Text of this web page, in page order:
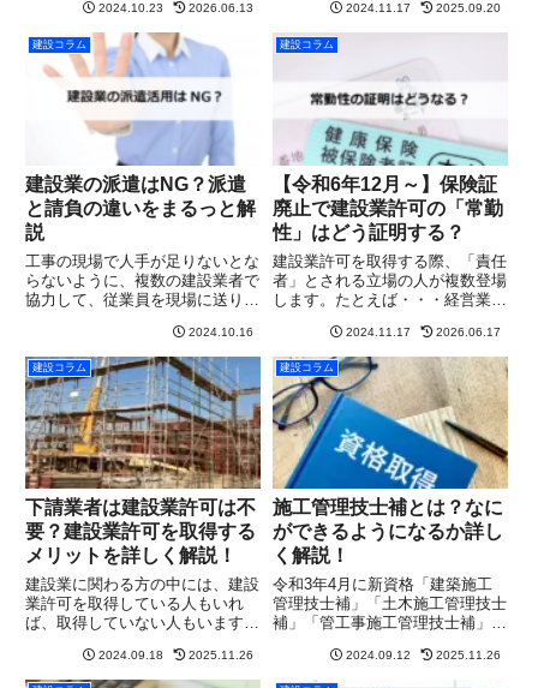
設現場と産業廃棄物は、切っても
切れない関係にあります。特に原
状回復工事や解体工事の現場で
は、産業廃棄物の運搬まで自社で
2024.10.23 2026.06.13
「子どもに建設業許可を引き継げ
ない」という悩みもあるでしょ
う。個人事業を承継する場合、か
つては法人化の手法しかありませ
んで...
2024.11.17 2025.09.20
建設コラム
建設業の派遣はNG？派遣
と請負の違いをまるっと解
説
工事の現場で人手が足りないとな
らないように、複数の建設業者で
協力して、従業員を現場に送り込
いる場合があります。しかし、こ
のことが違法な派遣行為とみなさ
れる危険性があるのです。このペ
ージでは派遣が禁止される理由
と...
2024.10.16
建設コラム
【令和6年12月～】保険証
廃止で建設業許可の「常勤
性」はどう証明する？
建設業許可を取得する際、「責任
者」とされる立場の人が複数登場
します。たとえば・・・経営業務
令３条の使用人（支店責任者な
ど）これらの責任者には「常勤し
ていること」＝常勤性が求められ
ます。そして今までは、その常勤
性...
2024.11.17 2026.06.17
建設コラム
下請業者は建設業許可は不
要？建設業許可を取得する
メリットを詳しく解説！
建設業に関わる方の中には、建設
業許可を取得している人もいれ
ば、取得していない人もいます。
可が必要となるのではなく、どの
ような工事を行うかにより変わっ
2024.09.18 2025.11.26
建設コラム
施工管理技士補とは？なに
ができるようになるか詳し
く解説！
令和3年4月に新資格「建築施工
管理技士補」「土木施工管理技士
補」「管工事施工管理技士補」
れました。この施工管理技士補
は、まだ新しい制度ですが、将来
2024.09.12 2025.11.26